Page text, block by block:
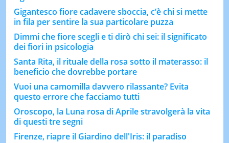
Gigantesco fiore cadavere sboccia, c’è chi si mette
in fila per sentire la sua particolare puzza
Dimmi che fiore scegli e ti dirò chi sei: il significato
dei fiori in psicologia
Santa Rita, il rituale della rosa sotto il materasso: il
beneficio che dovrebbe portare
Vuoi una camomilla davvero rilassante? Evita
questo errore che facciamo tutti
Oroscopo, la Luna rosa di Aprile stravolgerà la vita
di questi tre segni
Firenze, riapre il Giardino dell'Iris: il paradiso